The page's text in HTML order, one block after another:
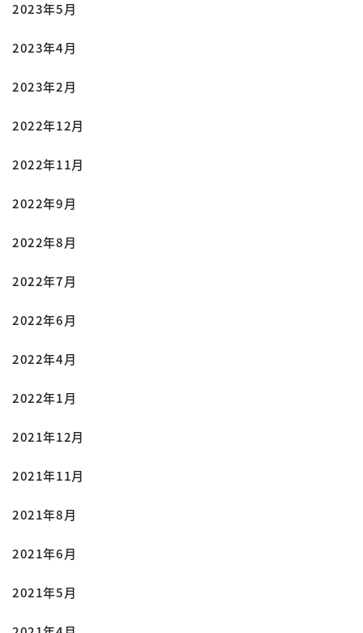
2023年5月
2023年4月
2023年2月
2022年12月
2022年11月
2022年9月
2022年8月
2022年7月
2022年6月
2022年4月
2022年1月
2021年12月
2021年11月
2021年8月
2021年6月
2021年5月